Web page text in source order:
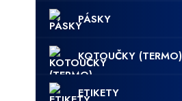
PÁSKY
KOTOUČKY (TERMO)
ETIKETY